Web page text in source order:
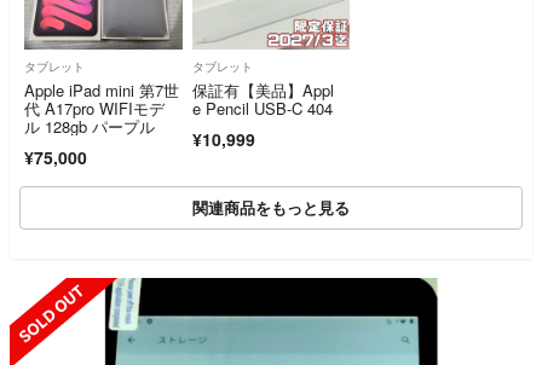
タブレット
Apple iPad mini 第7世
代 A17pro WIFIモデ
ル 128gb パープル
¥75,000
タブレット
保証有【美品】Appl
e Pencil USB-C 404
¥10,999
関連商品をもっと見る
SOLD OUT